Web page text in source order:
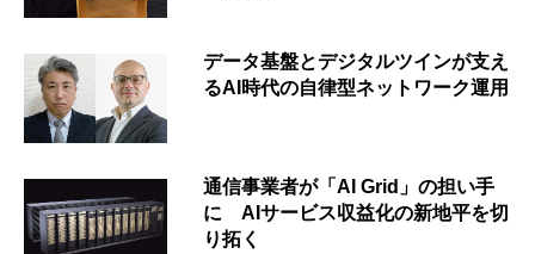
データ基盤とデジタルツインが支え
るAI時代の自律型ネットワーク運用
通信事業者が「AI Grid」の担い手
に AIサービス収益化の新地平を切
り拓く